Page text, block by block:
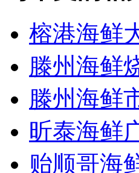
榕港海鲜
滕州海鲜
滕州海鲜
昕泰海鲜
贻顺哥海